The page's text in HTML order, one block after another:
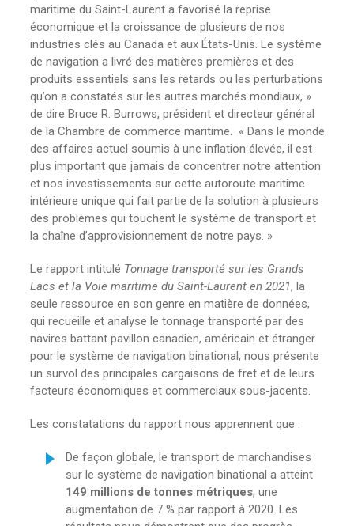
maritime du Saint-Laurent a favorisé la reprise
économique et la croissance de plusieurs de nos
industries clés au Canada et aux États-Unis. Le système
de navigation a livré des matières premières et des
produits essentiels sans les retards ou les perturbations
qu’on a constatés sur les autres marchés mondiaux, »
de dire Bruce R. Burrows, président et directeur général
de la Chambre de commerce maritime. « Dans le monde
des affaires actuel soumis à une inflation élevée, il est
plus important que jamais de concentrer notre attention
et nos investissements sur cette autoroute maritime
intérieure unique qui fait partie de la solution à plusieurs
des problèmes qui touchent le système de transport et
la chaîne d’approvisionnement de notre pays. »
Le rapport intitulé Tonnage transporté sur les Grands
Lacs et la Voie maritime du Saint-Laurent en 2021, la
seule ressource en son genre en matière de données,
qui recueille et analyse le tonnage transporté par des
navires battant pavillon canadien, américain et étranger
pour le système de navigation binational, nous présente
un survol des principales cargaisons de fret et de leurs
facteurs économiques et commerciaux sous-jacents.
Les constatations du rapport nous apprennent que :
De façon globale, le transport de marchandises
sur le système de navigation binational a atteint
149 millions de tonnes métriques, une
augmentation de 7 % par rapport à 2020. Les